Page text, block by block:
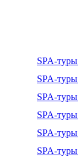
SPA-
SPA-
SPA-
SPA-
SPA-
SPA-